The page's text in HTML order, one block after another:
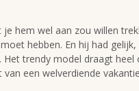
hem wel aan zou willen
hebben. En hij had
trendy model draagt
een welverdiende